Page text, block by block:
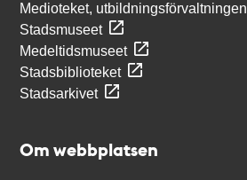
Medioteket, utbildningsförvaltningen
Stadsmuseet
Medeltidsmuseet
Stadsbiblioteket
Stadsarkivet
Om webbplatsen